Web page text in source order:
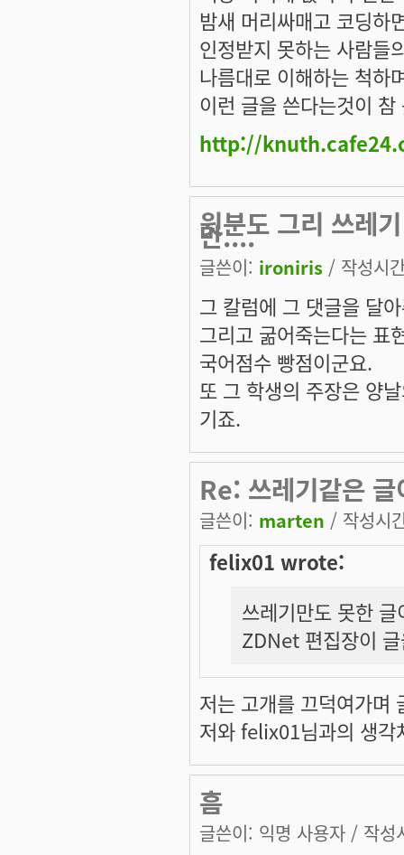
밤새 머리싸매고 코딩하
인정받지 못하는 사람들
나름대로 이해하는 척하
이런 글을 쓴다는것이
http://
윗분도 그리 쓰레
만....
글쓴이: ironiris / 작성시
그 칼럼에 그 댓글을 달
그리고 굶어죽는다는 표
국어점수 빵점이군요.
또 그 학생의 주장은 양
기죠.
Re: 쓰레기같은
글쓴이: marten / 작성시
felix01 wrote:
쓰레기만도 못한
ZDNet 편집장이
저는 고개를 끄덕여가며
저와 felix01님과의 생각
흠
글쓴이: 익명 사용자 / 작성